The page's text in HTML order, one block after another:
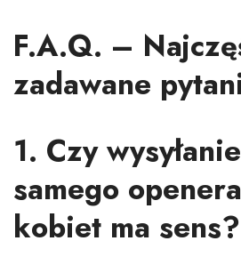
F.A.Q. –
zadawane
1. Czy
samego
kobiet ma sens?